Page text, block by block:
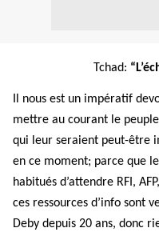
Tchad: “L’é
Il nous est un impératif
mettre au courant le
qui leur seraient peut-être
en ce moment; parce que
habitués d’attendre RFI,
ces ressources d’info sont
Deby depuis 20 ans, donc